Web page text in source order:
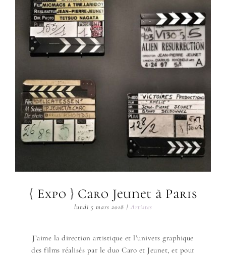
{ Expo } Caro Jeunet à Paris
lundi 5 mars 2018 | Artistes
J’aime la direction artistique et l’univers graphique
des films réalisés par le duo Caro et Jeunet, et pour